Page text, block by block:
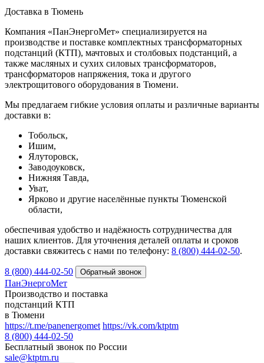
Доставка в Тюмень
Компания «ПанЭнергоМет» специализируется на
производстве и поставке комплектных трансформаторных
подстанций (КТП), мачтовых и столбовых подстанций, а
также масляных и сухих силовых трансформаторов,
трансформаторов напряжения, тока и другого
электрощитового оборудования в Тюмени.
Мы предлагаем гибкие условия оплаты и различные варианты
доставки в:
Тобольск,
Ишим,
Ялуторовск,
Заводоуковск,
Нижняя Тавда,
Уват,
Ярково и другие населённые пункты Тюменской
области,
обеспечивая удобство и надёжность сотрудничества для
наших клиентов. Для уточнения деталей оплаты и сроков
доставки свяжитесь с нами по телефону: 8 (800) 444-02-50.
8 (800) 444-02-50
ПанЭнергоМет
Производство и поставка
подстанций КТП
в Тюмени
https://t.me/panenergomet https://vk.com/ktptm
8 (800) 444-02-50
Бесплатный звонок по России
sale@ktptm.ru